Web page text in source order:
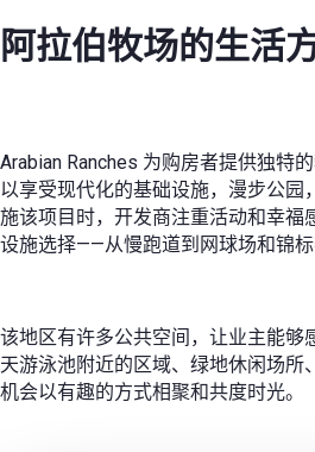
阿拉伯牧场的生活
Arabian Ranches 为购房者提供独特
以享受现代化的基础设施，漫步公园
施该项目时，开发商注重活动和幸福
设施选择——从慢跑道到网球场和锦标
该地区有许多公共空间，让业主能够
天游泳池附近的区域、绿地休闲场所
机会以有趣的方式相聚和共度时光。